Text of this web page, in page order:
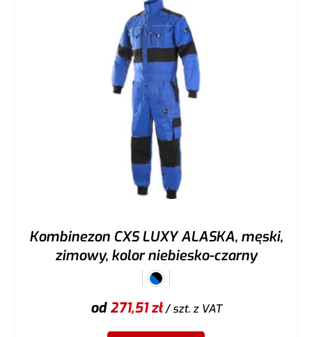
Kombinezon CXS LUXY ALASKA, męski,
zimowy, kolor niebiesko-czarny
od271,51zł/ szt.z VAT